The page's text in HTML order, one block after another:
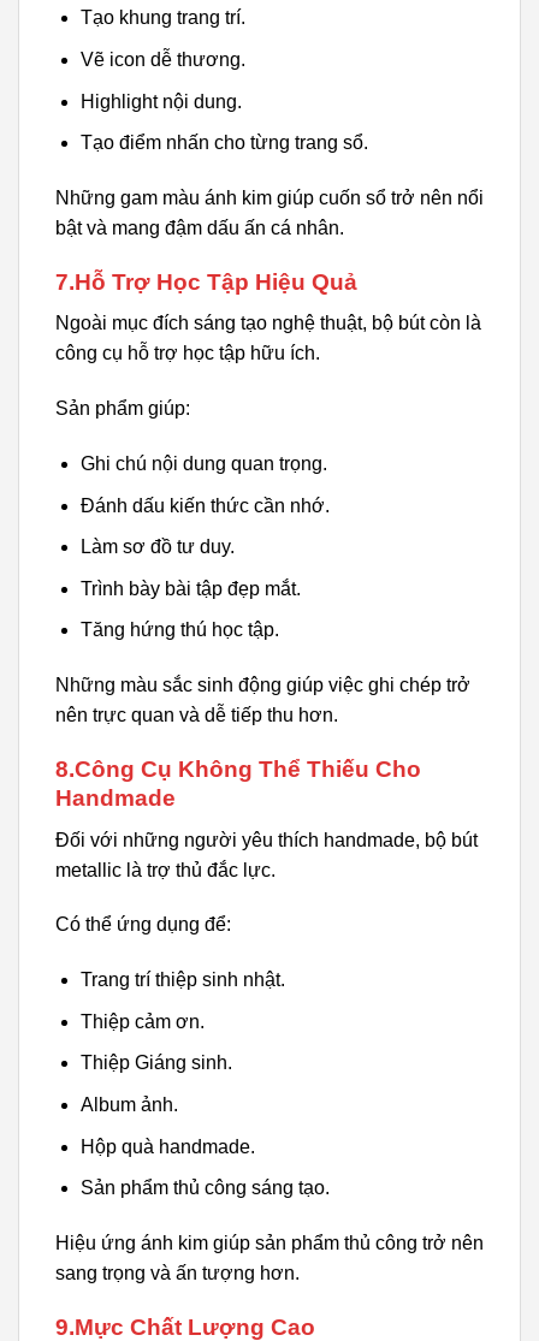
Tạo khung trang trí.
Vẽ icon dễ thương.
Highlight nội dung.
Tạo điểm nhấn cho từng trang sổ.
Những gam màu ánh kim giúp cuốn sổ trở nên nổi
bật và mang đậm dấu ấn cá nhân.
7.Hỗ Trợ Học Tập Hiệu Quả
Ngoài mục đích sáng tạo nghệ thuật, bộ bút còn là
công cụ hỗ trợ học tập hữu ích.
Sản phẩm giúp:
Ghi chú nội dung quan trọng.
Đánh dấu kiến thức cần nhớ.
Làm sơ đồ tư duy.
Trình bày bài tập đẹp mắt.
Tăng hứng thú học tập.
Những màu sắc sinh động giúp việc ghi chép trở
nên trực quan và dễ tiếp thu hơn.
8.Công Cụ Không Thể Thiếu Cho
Handmade
Đối với những người yêu thích handmade, bộ bút
metallic là trợ thủ đắc lực.
Có thể ứng dụng để:
Trang trí thiệp sinh nhật.
Thiệp cảm ơn.
Thiệp Giáng sinh.
Album ảnh.
Hộp quà handmade.
Sản phẩm thủ công sáng tạo.
Hiệu ứng ánh kim giúp sản phẩm thủ công trở nên
sang trọng và ấn tượng hơn.
9.Mực Chất Lượng Cao